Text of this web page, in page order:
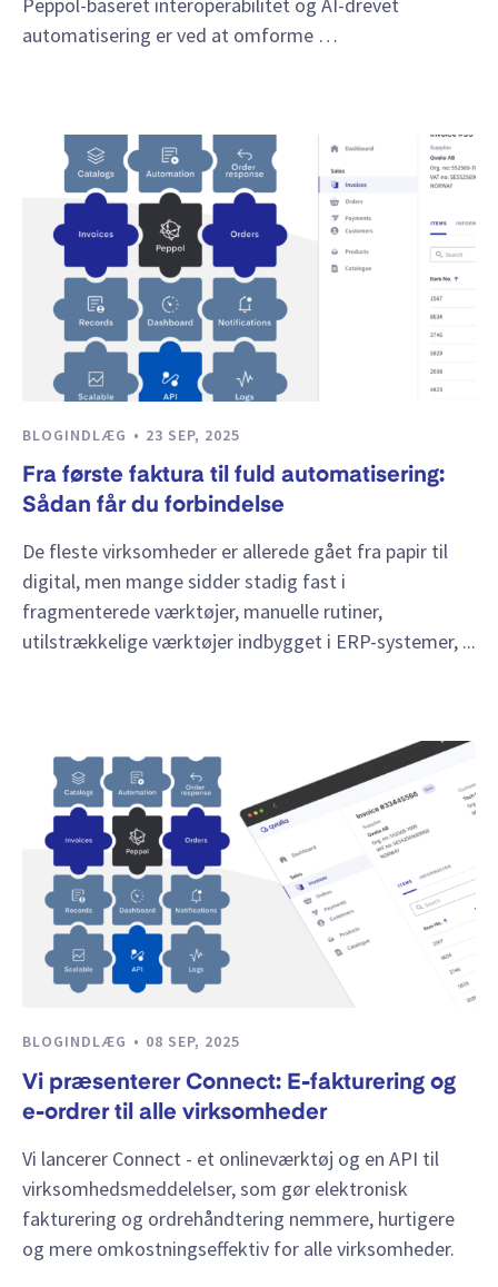
automatisering er ved at omforme …
BLOGINDLÆG 23 SEP, 2025
Fra første faktura til fuld automatisering:
Sådan får du forbindelse
De fleste virksomheder er allerede gået fra papir til
digital, men mange sidder stadig fast i
fragmenterede værktøjer, manuelle rutiner,
utilstrækkelige værktøjer indbygget i ERP-systemer, ...
BLOGINDLÆG 08 SEP, 2025
Vi præsenterer Connect: E-fakturering og
e-ordrer til alle virksomheder
Vi lancerer Connect - et onlineværktøj og en API til
virksomhedsmeddelelser, som gør elektronisk
fakturering og ordrehåndtering nemmere, hurtigere
og mere omkostningseffektiv for alle virksomheder.